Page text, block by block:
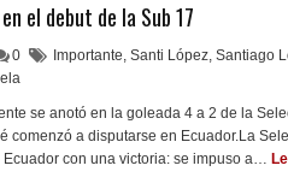
el debut de la Sub 17
0 Importante, Santi López, Santiago
se anotó en la goleada 4 a 2 de la
comenzó a disputarse en Ecuador.La
con una victoria: se impuso a…